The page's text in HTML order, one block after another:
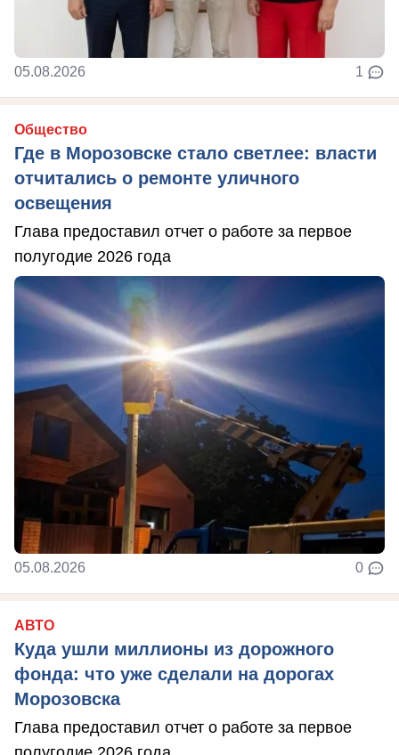
05.08.2026 1
Общество
Где в Морозовске стало светлее: власти
отчитались о ремонте уличного
освещения
Глава предоставил отчет о работе за первое
полугодие 2026 года
05.08.2026 0
АВТО
Куда ушли миллионы из дорожного
фонда: что уже сделали на дорогах
Морозовска
Глава предоставил отчет о работе за первое